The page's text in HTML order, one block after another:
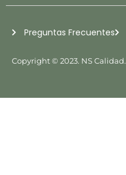
G
R
A
M
Copyright © 2023. NS Calidad.
Preguntas Frecuentes